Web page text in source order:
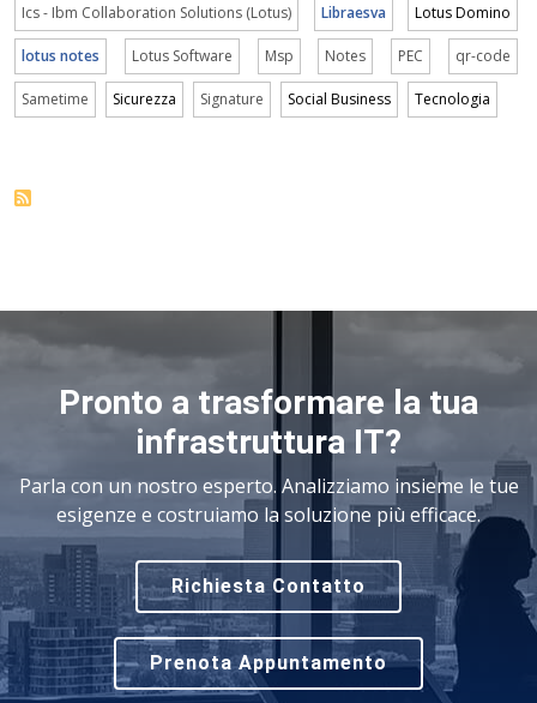
Ics - Ibm Collaboration Solutions (Lotus) Libraesva Lotus Domino
lotus notes Lotus Software Msp Notes PEC qr-code
Sametime Sicurezza Signature Social Business Tecnologia
Pronto a trasformare la tua
infrastruttura IT?
Parla con un nostro esperto. Analizziamo insieme le tue
esigenze e costruiamo la soluzione più efficace.
Richiesta Contatto
Prenota Appuntamento